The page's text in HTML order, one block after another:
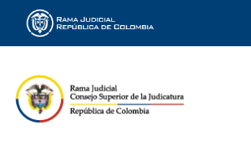
Rama Judicial